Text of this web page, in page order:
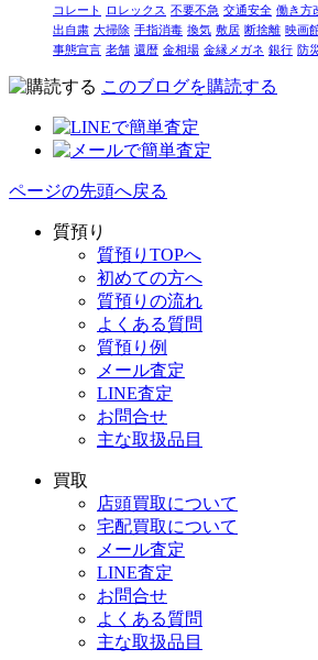
コレート
ロレックス 不要不急 交通安全 働き方
出自粛 大掃除 手指消毒 換気 敷居 断捨離 映画
事態宣言 老舗 還暦 金相場 金縁メガネ 銀行 防
このブログを購読する
ページの先頭へ戻る
質預り
質預りTOPへ
初めての方へ
質預りの流れ
よくある質問
質預り例
メール査定
LINE査定
お問合せ
主な取扱品目
買取
店頭買取について
宅配買取について
メール査定
LINE査定
お問合せ
よくある質問
主な取扱品目